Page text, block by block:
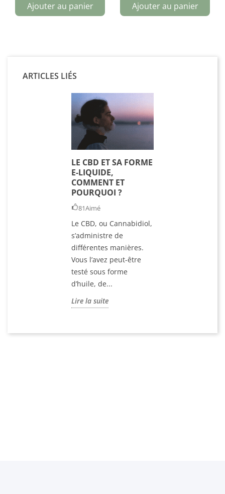
Ajouter au panier Ajouter au panier
ARTICLES LIÉS
LE CBD ET SA FORME
E-LIQUIDE,
COMMENT ET
POURQUOI ?
81Aimé
Le CBD, ou Cannabidiol,
s’administre de
différentes manières.
Vous l’avez peut-être
testé sous forme
d’huile, de...
Lire la suite